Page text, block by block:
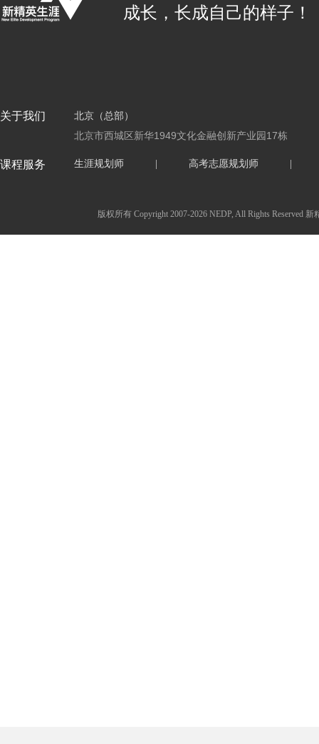
成长，长成自己的样子！
关于我们
北京（总部）
北京市西城区新华1949文化金融创新产业园17栋
课程服务 生涯规划师 | 高考志愿规划师 |
版权所有 Copyright 2007-2026 NEDP, All Rights